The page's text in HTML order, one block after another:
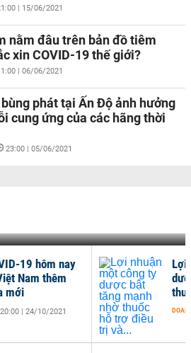
| 15/06/2021
nằm đâu trên bản đồ tiêm
xin COVID-19 thế giới?
| 06/06/2021
phát tại Ấn Độ ảnh hưởng
cung ứng của các hãng thời
23:00 | 05/06/2021
19 hôm nay
Nam thêm
mới
20:00 | 24/10/2021
Lợi